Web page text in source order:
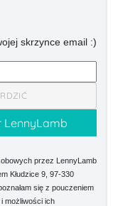
skrzynce email :)
przez LennyLamb
Kłudzice 9, 97-330
się z pouczeniem
możliwości ich